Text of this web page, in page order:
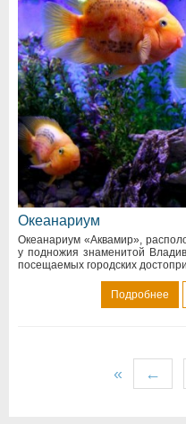
Океанариум
Океанариум «Аквамир»,
у подножия знаменитой
посещаемых городских
Подробнее
« ←